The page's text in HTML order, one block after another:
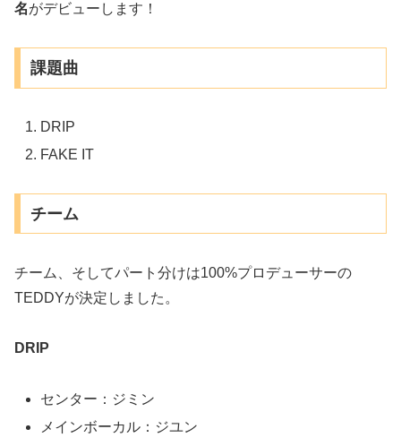
名がデビューします！
課題曲
DRIP
FAKE IT
チーム
チーム、そしてパート分けは100%プロデューサーの
TEDDYが決定しました。
DRIP
センター：ジミン
メインボーカル：ジユン